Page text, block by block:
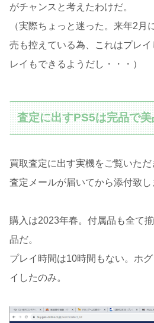
がチャンスと考えたわけだ。
（実際ちょっと迷った。来年2月
売も控えている為、これはプレ
レイもできるようだし・・・）
査定に出すPS5は完品で美
買取査定に出す実機をご覧いた
査定メールが届いてから添付致し
購入は2023年春。付属品も全て
品だ。
プレイ時間は10時間もない。ホ
イしたのみ。